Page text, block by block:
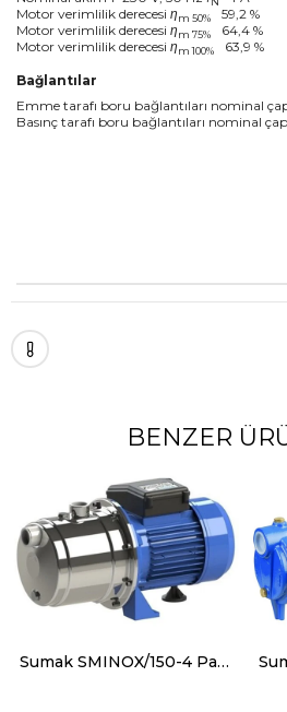
Motor verimlilik derecesi ηm 50%
59,2 %
Motor verimlilik derecesi ηm 75%
64,4 %
Motor verimlilik derecesi ηm 100% 63,9 %
Bağlantılar
Emme tarafı boru bağlantıları nominal
Basınç tarafı boru bağlantıları nominal
BENZER
Sumak SMINOX/150-4 Paslanmaz Gövdeli Çok Kademeli Pompa